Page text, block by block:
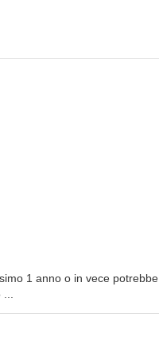
1 anno o in vece potrebbe